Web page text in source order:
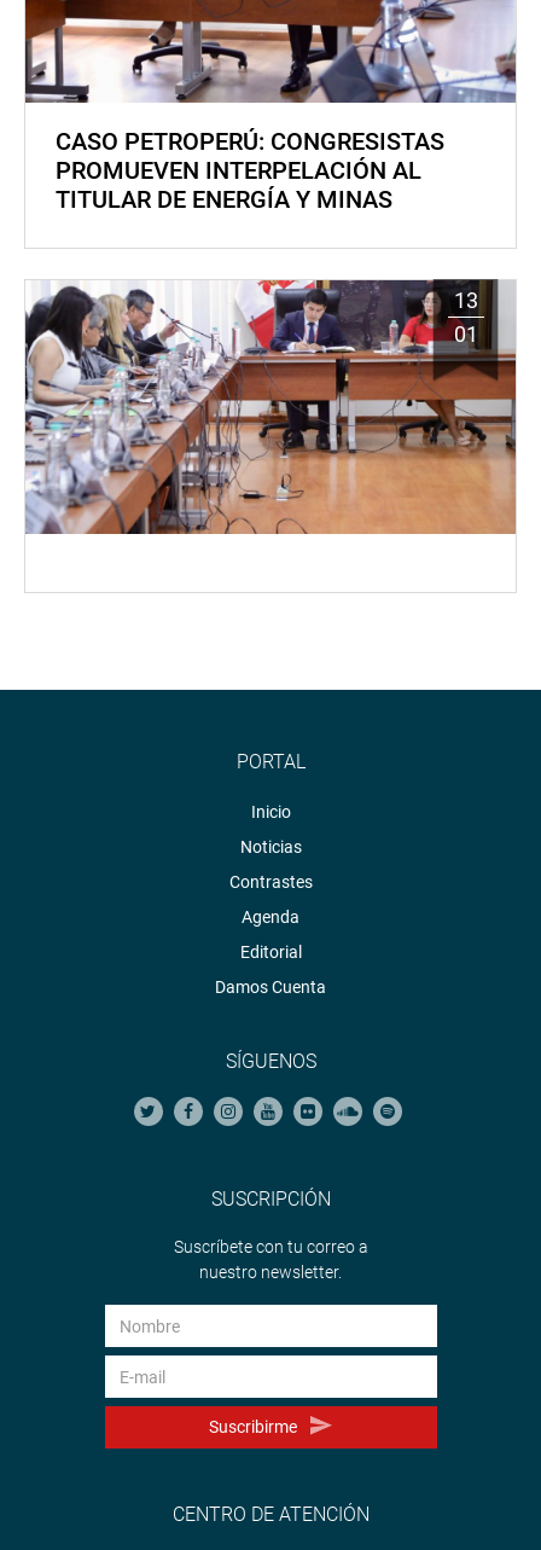
CASO PETROPERÚ: CONGRESISTAS
PROMUEVEN INTERPELACIÓN AL
TITULAR DE ENERGÍA Y MINAS
13
01
PORTAL
Inicio
Noticias
Contrastes
Agenda
Editorial
Damos Cuenta
SÍGUENOS
SUSCRIPCIÓN
Suscríbete con tu correo a
nuestro newsletter.
Suscribirme
CENTRO DE ATENCIÓN